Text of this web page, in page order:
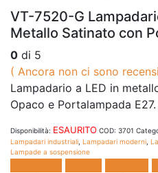
VT-7520-G
Metallo Satinato con
0 di 5
( Ancora non ci sono
Lampadario a LED in
Opaco e Portalampada E27.
Disponibilità: ESAURITO COD: 3701
Lampadari industriali Lampadari moderni
Lampade a sospensione